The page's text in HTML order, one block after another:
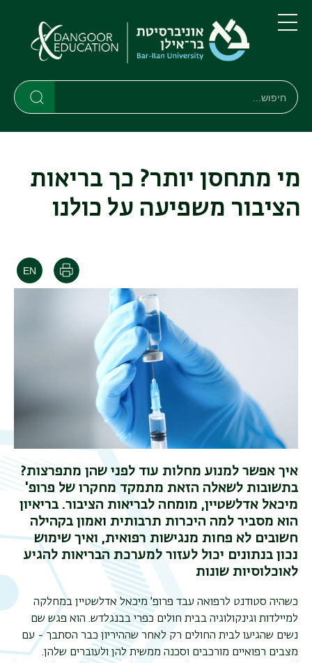
לתוכן
לתפריט
ראשי
חיפוש
חיפוש
מי מתחסן יותר? כך בריאות
הציבור משפיעה על כולנו
הדפסה
איך אפשר למנוע מחלות עוד לפני שהן מתפרצות?
בתשובות לשאלה הזאת מתמקד מחקרו של פרופ'
מיכאל אדלשטיין, מומחה לבריאות הציבור. בריאיון
הוא מסביר למה היכרות תרבותית ואמון בקהילה
חשובים לא פחות מנגישות רפואית, ואיך שימוש
נכון בנתונים יכול לעזור למערכת הבריאות להגיע
לאוכלוסיות שונות
כשהיה סטודנט לרפואה עבד פרופ' מיכאל אדלשטיין במחלקה
למיילדות וגינקולוגיה בבית חולים כפרי בבנגלדש. הוא פגש שם
נשים שהגיעו לבית החולים רק לאחר שההיריון כבר הסתבך - עם
מצבים רפואיים מורכבים וסכנה ממשית להן ולעוברים שלהן.